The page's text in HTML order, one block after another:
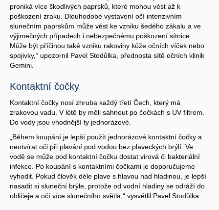
proniká více škodlivých paprsků, které mohou vést až k
poškození zraku. Dlouhodobé vystavení očí intenzivním
slunečním paprskům může vést ke vzniku šedého zákalu a ve
výjimečných případech i nebezpečnému poškození sítnice.
Může být příčinou také vzniku rakoviny kůže očních víček nebo
spojivky,“ upozornil Pavel Stodůlka, přednosta sítě očních klinik
Gemini.
Kontaktní čočky
Kontaktní čočky nosí zhruba každý třetí Čech, který má
zrakovou vadu. V létě by měli sáhnout po čočkách s UV filtrem.
Do vody jsou vhodnější ty jednorázové.
„Během koupání je lepší použít jednorázové kontaktní čočky a
neotvírat oči při plavání pod vodou bez plaveckých brýlí. Ve
vodě se může pod kontaktní čočku dostat virová či bakteriální
infekce. Po koupání s kontaktními čočkami je doporučujeme
vyhodit. Pokud člověk déle plave s hlavou nad hladinou, je lepší
nasadit si sluneční brýle, protože od vodní hladiny se odráží do
obličeje a očí více slunečního světla,“ vysvětlil Pavel Stodůlka.